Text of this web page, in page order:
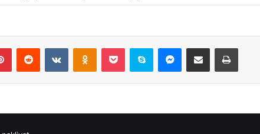
PinterestReddit VKontakteOdnoklassniki
Pocket Skype Messenger
E-Posta ile paylaş Yazdır